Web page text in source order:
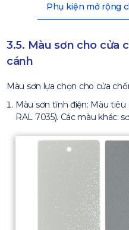
Phụ kiện mở rộng
3.5. Màu sơn cho cửa
cánh
Màu sơn lựa chọn cho cửa
Màu sơn tĩnh điện: Màu
RAL 7035). Các màu khác: